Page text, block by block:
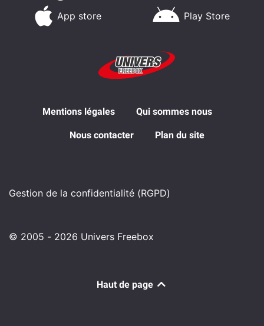
App store Play Store
Mentions légales Qui sommes nous
Nous contacter Plan du site
Gestion de la confidentialité (RGPD)
© 2005 - 2026 Univers Freebox
Haut de page